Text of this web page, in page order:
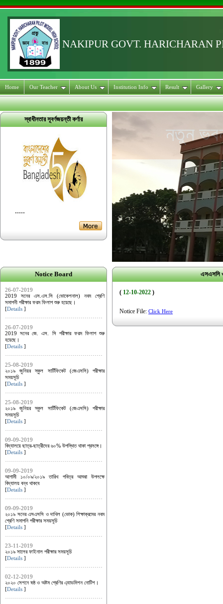
NAKIPUR GOVT. HARICHARAN
Home Our Teacher About Us Institution Info Result Gallery
স্বাধীনতার সূবর্ণজয়ন্তী কর্ণার
.....
Notice Board
26-07-2019
2019 সনের এস.এস.সি (ভোকেশনাল) নবম শ্রেণি
সমাপনী পরীক্ষার ফরম ফিলাপ শুরু হয়েছে।
[Details ]
26-07-2019
2019 সনের জে. এস. সি পরীক্ষার ফরম ফিলাপ শুরু
হয়েছে।
[Details ]
25-08-2019
২০১৯ জুনিয়র স্কুল সার্টিফিকেট (জেএসসি) পরীক্ষার
সময়সূচি
[Details ]
25-08-2019
২০১৯ জুনিয়র স্কুল সার্টিফিকেট (জেএসসি) পরীক্ষার
সময়সূচি
[Details ]
09-09-2019
বিদ্যালয়ে ছাত্র-ছাত্রীদের ৬০% উপস্থিত থাকা প্রসঙ্গে।
[Details ]
09-09-2019
আগামী ১০/০৯/২০১৯ তারিখ পবিত্র আশুরা উপলক্ষে
বিদ্যালয় বন্ধ থাকবে
[Details ]
09-09-2019
২০১৯ সনের এসএসসি ও দাখিল (ভোক) শিক্ষাক্রমের নবম
শ্রেণি সমাপনি পরীক্ষার সময়সূচি
[Details ]
23-11-2019
২০১৯ সালের ফাইনাল পরীক্ষার সময়সূচি
[Details ]
02-12-2019
২০২০ সেশনে ষষ্ঠ ও অষ্টম শ্রেণির এ্যাডমিশন নোটিশ।
[Details ]
এসএসসি ও
( 12-10-2022 )
Notice File: Click Here